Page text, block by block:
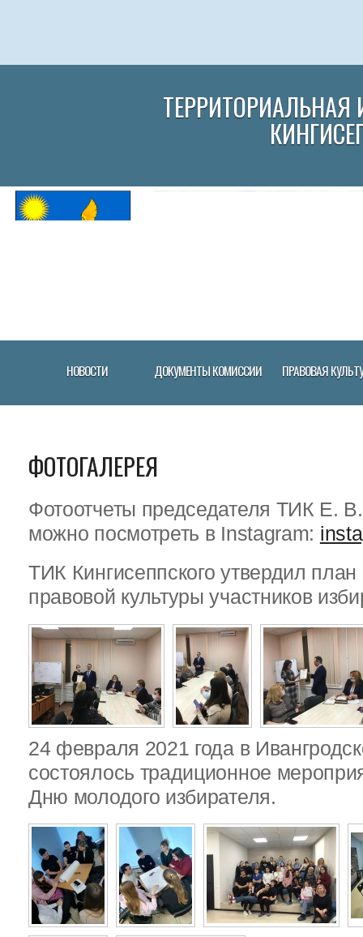
НОВОСТИ ДОКУМЕНТЫ КОМИССИИ ПРАВОВАЯ
ФОТОГАЛЕРЕЯ
Фотоотчеты председателя ТИК Е.
можно посмотреть в Instagram:
ТИК Кингисеппского утвердил
правовой культуры участников
24 февраля 2021 года в
состоялось традиционное
Дню молодого избирателя.